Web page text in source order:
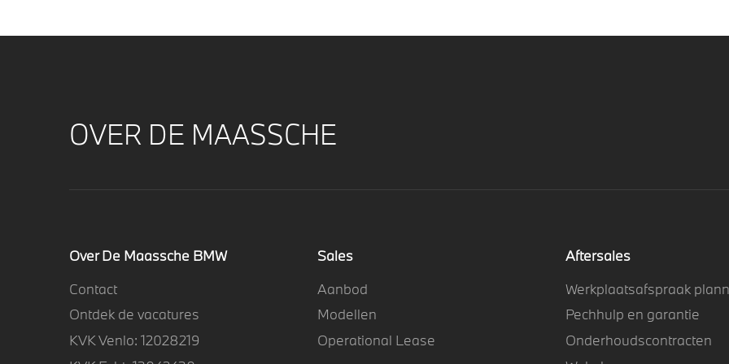
OVER DE MAASSCHE
Over De Maassche BMW
Contact
Ontdek de vacatures
KVK Venlo: 12028219
Sales
Aanbod
Modellen
Operational Lease
Aftersales
Werkplaatsafspraak
Pechhulp en garantie
Onderhoudscontracten